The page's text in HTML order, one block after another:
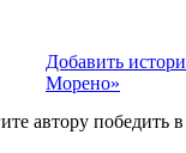
Добавить
Морено»
автору победить